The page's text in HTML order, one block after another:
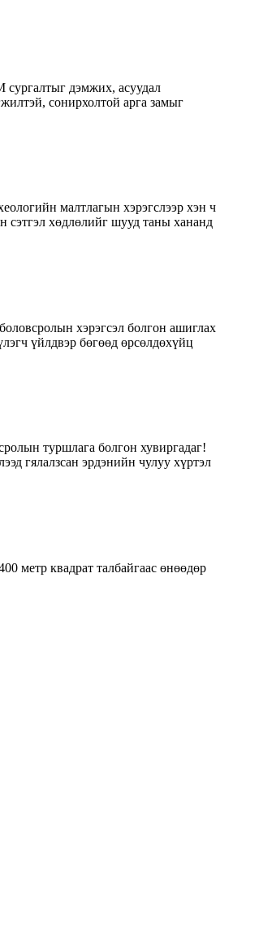
сургалтыг дэмжих, асуудал
сонирхолтой арга замыг
малтлагын хэрэгслээр хэн ч
сэтгэл хөдлөлийг шууд таны хананд
хэрэгсэл болгон ашиглах
үйлдвэр бөгөөд өрсөлдөхүйц
туршлага болгон хувиргадаг!
гялалзсан эрдэнийн чулуу хүртэл
метр квадрат талбайгаас өнөөдөр